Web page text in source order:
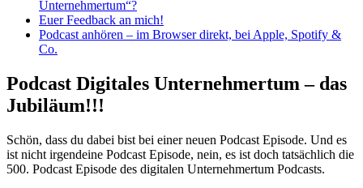
Unternehmertum“?
Euer Feedback an mich!
Podcast anhören – im Browser direkt, bei Apple, Spotify &
Co.
Podcast Digitales Unternehmertum – das
Jubiläum!!!
Schön, dass du dabei bist bei einer neuen Podcast Episode. Und es
ist nicht irgendeine Podcast Episode, nein, es ist doch tatsächlich die
500. Podcast Episode des digitalen Unternehmertum Podcasts.